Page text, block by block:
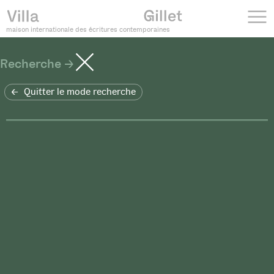
maison internationale des écritures contemporaines
Recherche
Quitter le mode recherche